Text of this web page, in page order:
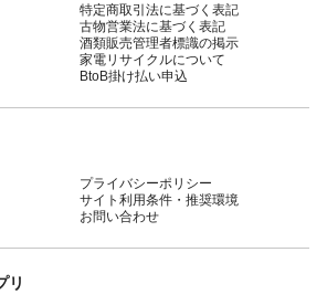
特定商取引法に基づく表記
古物営業法に基づく表記
酒類販売管理者標識の掲示
家電リサイクルについて
BtoB掛け払い申込
プライバシーポリシー
サイト利用条件・推奨環境
お問い合わせ
リ